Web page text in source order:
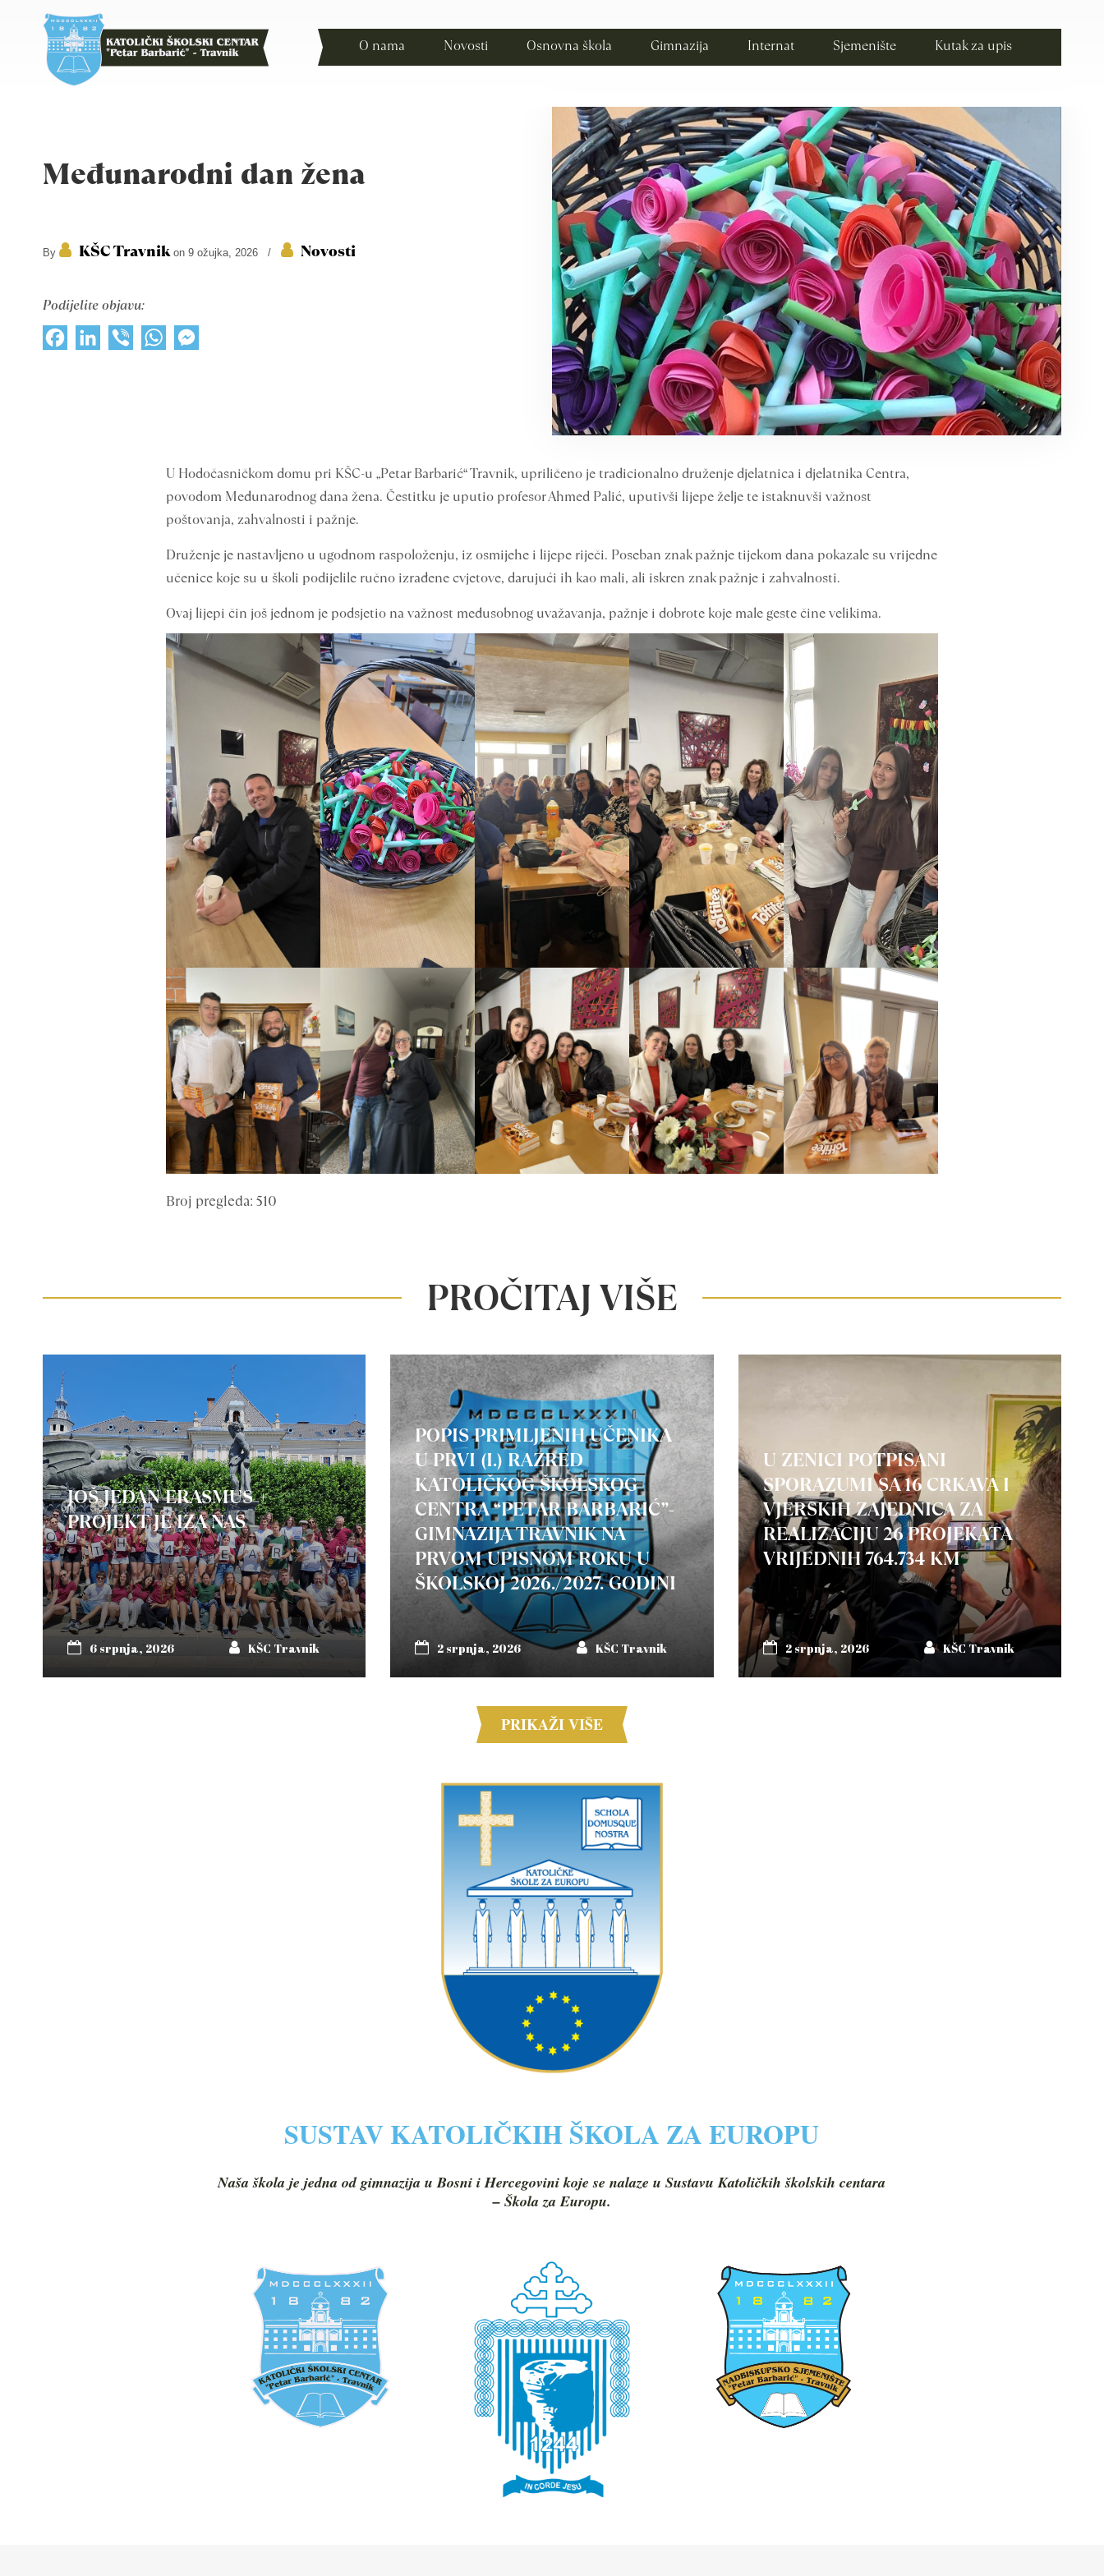
O nama Novosti Osnovna škola Gimnazija Internat Sjemenište Kutak za upis
Međunarodni dan žena
By KŠC Travnikon 9 ožujka, 2026 / Novosti
Podijelite objavu:
FacebookLinkedInViber WhatsApp
U Hodočasničkom domu pri KŠC-u „Petar Barbarić“ Travnik, upriličeno je tradicionalno druženje djelatnica i djelatnika Centra,
povodom Međunarodnog dana žena. Čestitku je uputio profesor Ahmed Palić, uputivši lijepe želje te istaknuvši važnost
poštovanja, zahvalnosti i pažnje.
Druženje je nastavljeno u ugodnom raspoloženju, iz osmijehe i lijepe riječi. Poseban znak pažnje tijekom dana pokazale su vrijedne
učenice koje su u školi podijelile ručno izrađene cvjetove, darujući ih kao mali, ali iskren znak pažnje i zahvalnosti.
Ovaj lijepi čin još jednom je podsjetio na važnost međusobnog uvažavanja, pažnje i dobrote koje male geste čine velikima.
Broj pregleda: 510
PROČITAJ VIŠE
JOŠ JEDAN ERASMUS +
PROJEKT JE IZA NAS
6 srpnja, 2026 KŠC Travnik
POPIS PRIMLJENIH UČENIKA
U PRVI (I.) RAZRED
KATOLIČKOG ŠKOLSKOG
CENTRA “PETAR BARBARIĆ”-
GIMNAZIJA TRAVNIK NA
PRVOM UPISNOM ROKU U
ŠKOLSKOJ 2026./2027. GODINI
2 srpnja, 2026 KŠC Travnik
U ZENICI POTPISANI
SPORAZUMI SA 16 CRKAVA I
VJERSKIH ZAJEDNICA ZA
REALIZACIJU 26 PROJEKATA
VRIJEDNIH 764.734 KM
2 srpnja, 2026 KŠC Travnik
PRIKAŽI VIŠE
SUSTAV KATOLIČKIH ŠKOLA ZA EUROPU
Naša škola je jedna od gimnazija u Bosni i Hercegovini koje se nalaze u Sustavu Katoličkih školskih centara
– Škola za Europu.